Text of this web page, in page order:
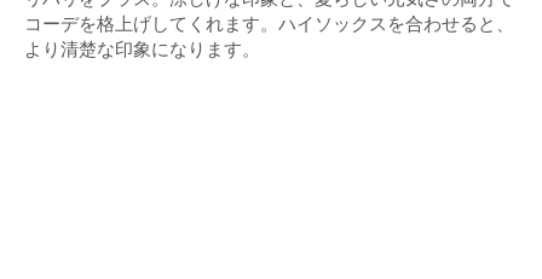
コーデを格上げしてくれます。ハイソックスを合わせると、
より清楚な印象になります。